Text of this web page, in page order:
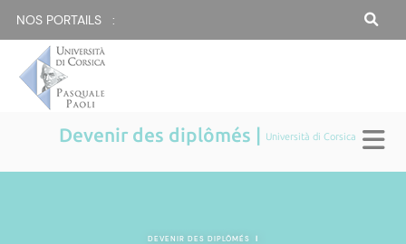
NOS PORTAILS :
Devenir des diplômés | Università di Corsica
DEVENIR DES DIPLÔMÉS |